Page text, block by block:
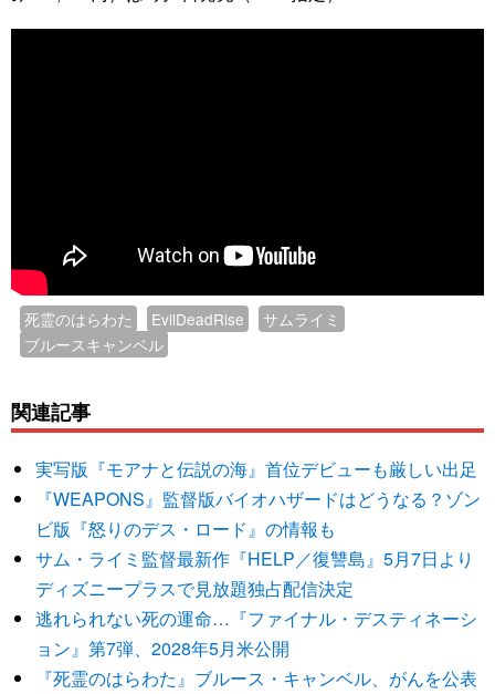
死霊のはらわた EvilDeadRise
サムライミ
ブルースキャンベル
関連記事
実写版『モアナと伝説の海』首位デビューも厳しい出足
『WEAPONS』監督版バイオハザードはどうなる？ゾン
ビ版『怒りのデス・ロード』の情報も
サム・ライミ監督最新作『HELP／復讐島』5月7日より
ディズニープラスで見放題独占配信決定
逃れられない死の運命…『ファイナル・デスティネーシ
ョン』第7弾、2028年5月米公開
『死霊のはらわた』ブルース・キャンベル、がんを公表